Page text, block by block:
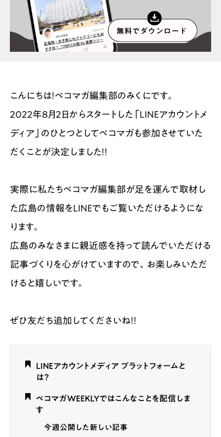
こんにちは！ペコマガ編集部のみくにです。
2022年8月2日からスタートした「LINEアカウントメ
ディア」のひとつとしてペコマガも参加させていた
だくことが決定しました！！
実際に私たちペコマガ編集部が足を運んで取材し
た広島の情報をLINEでもご覧いただけるようにな
ります。
広島のみなさまに親近感を持って読んでいただける
記事づくりを心がけていますので、お楽しみいただ
けると嬉しいです。
ぜひ友だち追加してくださいね！！
LINEアカウントメディア プラットフォームと
は？
ペコマガWEEKLYではこんなことを配信しま
す
今週公開した新しい記事